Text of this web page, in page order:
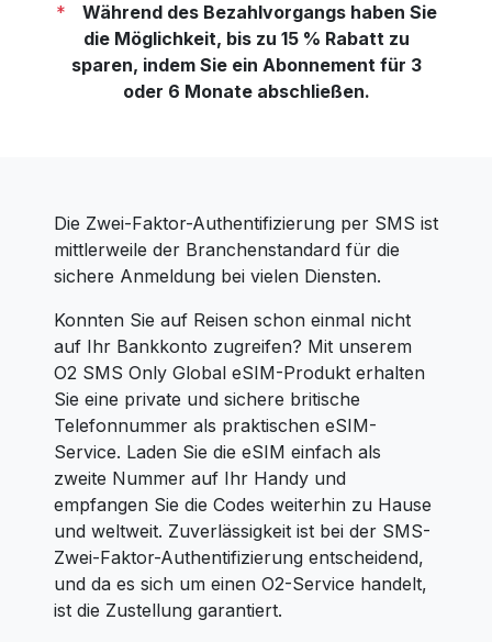
*
Während des Bezahlvorgangs haben Sie
die Möglichkeit, bis zu 15 % Rabatt zu
sparen, indem Sie ein Abonnement für 3
oder 6 Monate abschließen.
Die Zwei-Faktor-Authentifizierung per SMS ist
mittlerweile der Branchenstandard für die
sichere Anmeldung bei vielen Diensten.
Konnten Sie auf Reisen schon einmal nicht
auf Ihr Bankkonto zugreifen? Mit unserem
O2 SMS Only Global eSIM-Produkt erhalten
Sie eine private und sichere britische
Telefonnummer als praktischen eSIM-
Service. Laden Sie die eSIM einfach als
zweite Nummer auf Ihr Handy und
empfangen Sie die Codes weiterhin zu Hause
und weltweit. Zuverlässigkeit ist bei der SMS-
Zwei-Faktor-Authentifizierung entscheidend,
und da es sich um einen O2-Service handelt,
ist die Zustellung garantiert.